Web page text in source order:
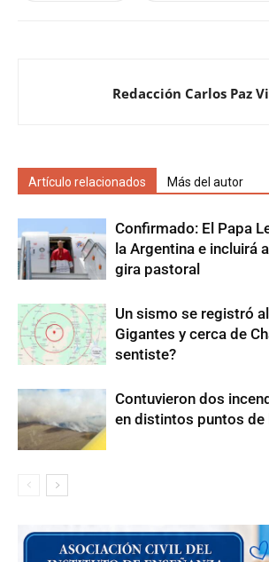
Redacción Carlos Paz
Artículo relacionados Más del autor
Confirmado: El Papa
la Argentina e incluirá
gira pastoral
Un sismo se registró
Gigantes y cerca de
sentiste?
Contuvieron dos
en distintos puntos de